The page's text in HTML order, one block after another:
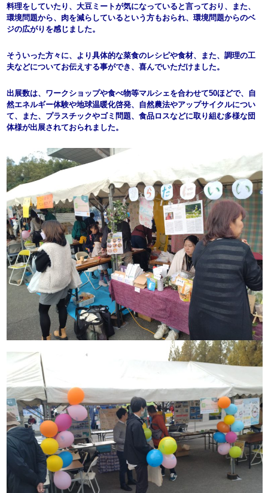
料理をしていたり、大豆ミートが気になっていると言っており、また、
環境問題から、肉を減らしているという方もおられ、環境問題からのベ
ジの広がりを感じました。
そういった方々に、より具体的な菜食のレシピや食材、また、調理の工
夫などについてお伝えする事ができ、喜んでいただけました。
出展数は、ワークショップや食べ物等マルシェを合わせて50ほどで、自
然エネルギー体験や地球温暖化啓発、自然農法やアップサイクルについ
て、また、プラスチックやゴミ問題、食品ロスなどに取り組む多様な団
体様が出展されておられました。